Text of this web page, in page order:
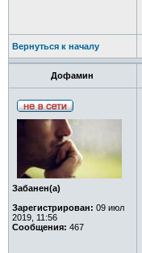
Вернуться к началу
Дофамин
Забанен(а)
Зарегистрирован: 09 июл
2019, 11:56
Сообщения: 467